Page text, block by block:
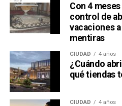
Con 4
control de
vacaciones
mentiras
CIUDAD 4 años
¿Cuándo
qué tiendas
CIUDAD 4 años